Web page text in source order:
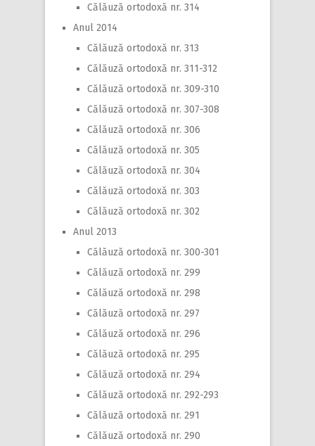
Călăuză ortodoxă nr. 314
Anul 2014
Călăuză ortodoxă nr. 313
Călăuză ortodoxă nr. 311-312
Călăuză ortodoxă nr. 309-310
Călăuză ortodoxă nr. 307-308
Călăuză ortodoxă nr. 306
Călăuză ortodoxă nr. 305
Călăuză ortodoxă nr. 304
Călăuză ortodoxă nr. 303
Călăuză ortodoxă nr. 302
Anul 2013
Călăuză ortodoxă nr. 300-301
Călăuză ortodoxă nr. 299
Călăuză ortodoxă nr. 298
Călăuză ortodoxă nr. 297
Călăuză ortodoxă nr. 296
Călăuză ortodoxă nr. 295
Călăuză ortodoxă nr. 294
Călăuză ortodoxă nr. 292-293
Călăuză ortodoxă nr. 291
Călăuză ortodoxă nr. 290